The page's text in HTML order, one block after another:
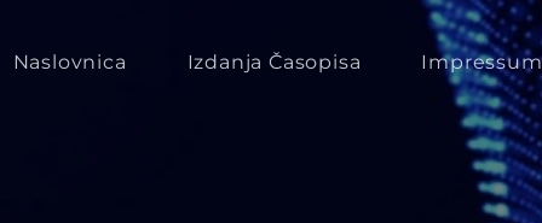
Naslovnica Izdanja Časopisa Impressum